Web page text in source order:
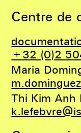
Centre de
+32 (0)2
Maria
Thi Kim Anh